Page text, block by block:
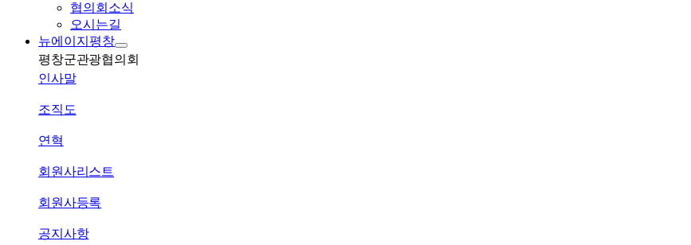
협의회소식
오시는길
뉴에이지평창
평창군관광협의회
인사말
조직도
연혁
회원사리스트
회원사등록
공지사항